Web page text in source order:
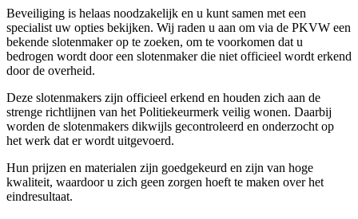
Beveiliging is helaas noodzakelijk en u kunt samen met een
specialist uw opties bekijken. Wij raden u aan om via de PKVW een
bekende slotenmaker op te zoeken, om te voorkomen dat u
bedrogen wordt door een slotenmaker die niet officieel wordt erkend
door de overheid.
Deze slotenmakers zijn officieel erkend en houden zich aan de
strenge richtlijnen van het Politiekeurmerk veilig wonen. Daarbij
worden de slotenmakers dikwijls gecontroleerd en onderzocht op
het werk dat er wordt uitgevoerd.
Hun prijzen en materialen zijn goedgekeurd en zijn van hoge
kwaliteit, waardoor u zich geen zorgen hoeft te maken over het
eindresultaat.